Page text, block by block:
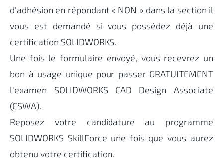
d'adhésion en répondant « NON » dans la section il
vous est demandé si vous possédez déjà une
certification SOLIDWORKS.
Une fois le formulaire envoyé, vous recevrez un
bon à usage unique pour passer GRATUITEMENT
l'examen SOLIDWORKS CAD Design Associate
(CSWA).
Reposez votre candidature au programme
SOLIDWORKS SkillForce une fois que vous aurez
obtenu votre certification.